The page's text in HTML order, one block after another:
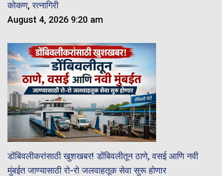
कोकण,रत्नागिरी
August 4, 2026 9:20 am
डोंबिवलीकरांसाठी खुशखबर! डोंबिवलीतून ठाणे, वसई आणि नवी
मुंबईत जाण्यासाठी रो-रो जलवाहतूक सेवा सुरू होणार